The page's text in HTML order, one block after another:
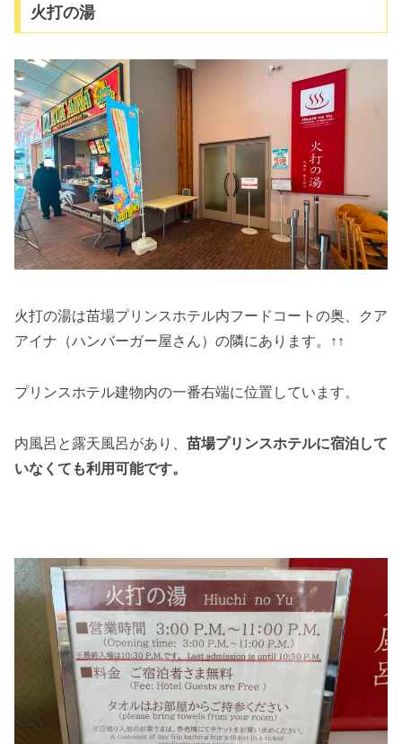
火打の湯
火打の湯は苗場プリンスホテル内フードコートの奥、クア
アイナ（ハンバーガー屋さん）の隣にあります。↑↑
プリンスホテル建物内の一番右端に位置しています。
内風呂と露天風呂があり、 苗場プリンスホテルに宿泊して
いなくても利用可能です。